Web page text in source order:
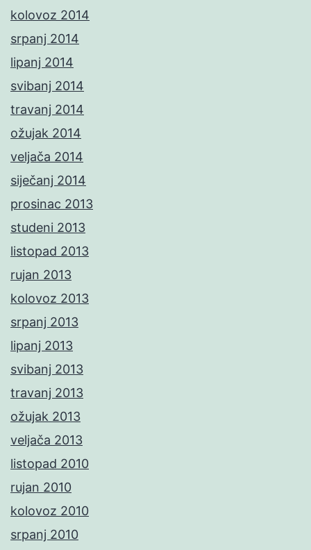
kolovoz 2014
srpanj 2014
lipanj 2014
svibanj 2014
travanj 2014
ožujak 2014
veljača 2014
siječanj 2014
prosinac 2013
studeni 2013
listopad 2013
rujan 2013
kolovoz 2013
srpanj 2013
lipanj 2013
svibanj 2013
travanj 2013
ožujak 2013
veljača 2013
listopad 2010
rujan 2010
kolovoz 2010
srpanj 2010